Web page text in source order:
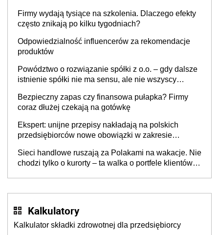
Firmy wydają tysiące na szkolenia. Dlaczego efekty
często znikają po kilku tygodniach?
Odpowiedzialność influencerów za rekomendacje
produktów
Powództwo o rozwiązanie spółki z o.o. – gdy dalsze
istnienie spółki nie ma sensu, ale nie wszyscy
Bezpieczny zapas czy finansowa pułapka? Firmy
coraz dłużej czekają na gotówkę
Ekspert: unijne przepisy nakładają na polskich
przedsiębiorców nowe obowiązki w zakresie
Sieci handlowe ruszają za Polakami na wakacje. Nie
chodzi tylko o kurorty – ta walka o portfele klientów
Kalkulatory
Kalkulator składki zdrowotnej dla przedsiębiorcy